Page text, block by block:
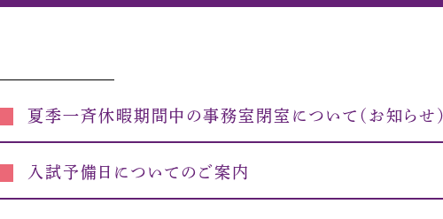
夏季一斉休暇期間中の事務室閉室について（お知らせ）
入試予備日についてのご案内